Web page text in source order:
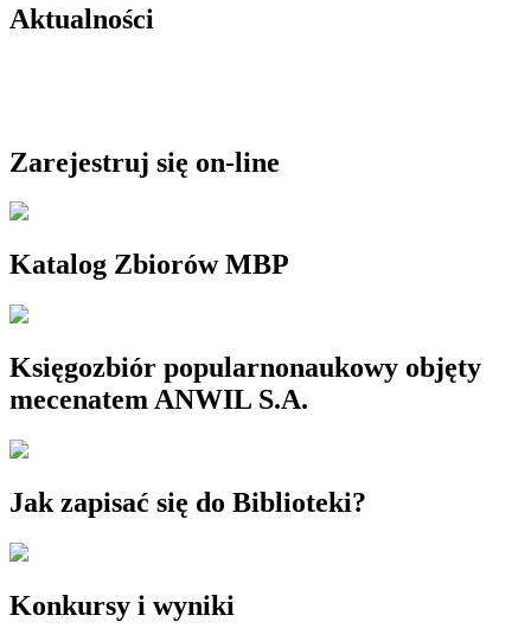
Aktualności
Zarejestruj się on-line
Katalog Zbiorów MBP
Księgozbiór popularnonaukowy objęty
mecenatem ANWIL S.A.
Jak zapisać się do Biblioteki?
Konkursy i wyniki